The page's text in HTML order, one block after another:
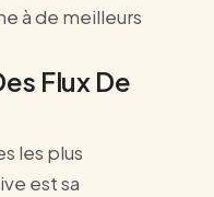
à de meilleurs
Flux De
les plus
est sa